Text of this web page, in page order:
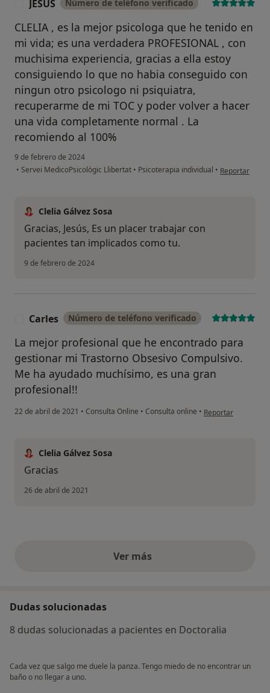
JESUS Número de teléfono verificado
CLELIA , es la mejor psicologa que he tenido en
mi vida; es una verdadera PROFESIONAL , con
muchisima experiencia, gracias a ella estoy
consiguiendo lo que no habia conseguido con
ningun otro psicologo ni psiquiatra,
recuperarme de mi TOC y poder volver a hacer
una vida completamente normal . La
recomiendo al 100%
9 de febrero de 2024
• Servei MedicoPsicològic Llibertat • Psicoterapia individual • en opinión del
Reportar
Clelia Gálvez Sosa
Gracias, Jesús, Es un placer trabajar con
pacientes tan implicados como tu.
9 de febrero de 2024
Carles Número de teléfono verificado
La mejor profesional que he encontrado para
gestionar mi Trastorno Obsesivo Compulsivo.
Me ha ayudado muchísimo, es una gran
profesional!!
22 de abril de 2021 • Consulta Online • Consulta online • en opinión del
Reportar
Clelia Gálvez Sosa
Gracias
26 de abril de 2021
Ver másopiniones anteriores
Dudas solucionadas
8 dudas solucionadas a pacientes en Doctoralia
Cada vez que salgo me duele la panza. Tengo miedo de no encontrar un
baño o no llegar a uno.